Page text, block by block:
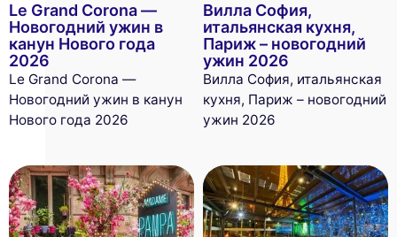
Le Grand Corona —
Новогодний ужин в
канун Нового года
2026
Le Grand Corona —
Новогодний ужин в канун
Нового года 2026
Вилла София,
итальянская кухня,
Париж – новогодний
ужин 2026
Вилла София, итальянская
кухня, Париж – новогодний
ужин 2026